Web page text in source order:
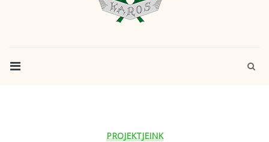
PROJEKTJEINK